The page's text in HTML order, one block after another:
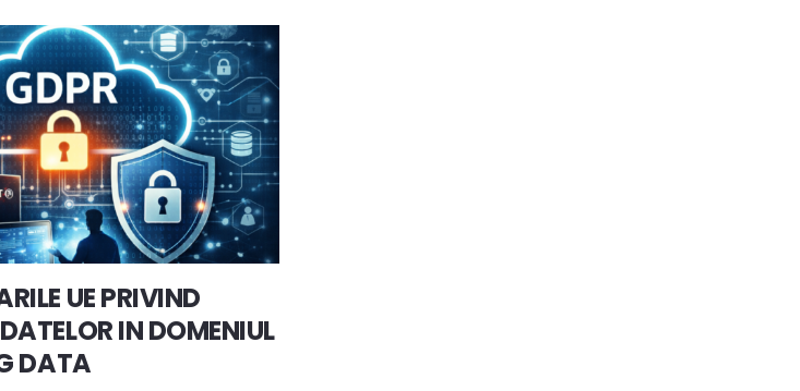
UE PRIVIND
IN DOMENIUL
DATA